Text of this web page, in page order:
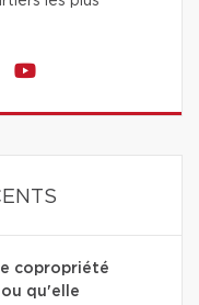
copropriété
qu'elle